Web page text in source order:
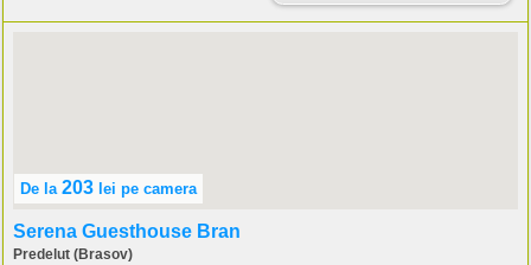
De la 203 lei pe camera
Serena Guesthouse Bran
Predelut (Brasov)